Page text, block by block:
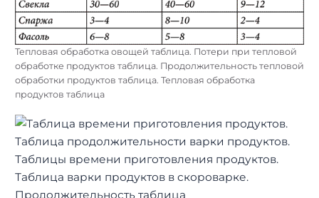
Тепловая обработка овощей таблица. Потери при тепловой
обработке продуктов таблица. Продолжительность тепловой
обработки продуктов таблица. Тепловая обработка
продуктов таблица